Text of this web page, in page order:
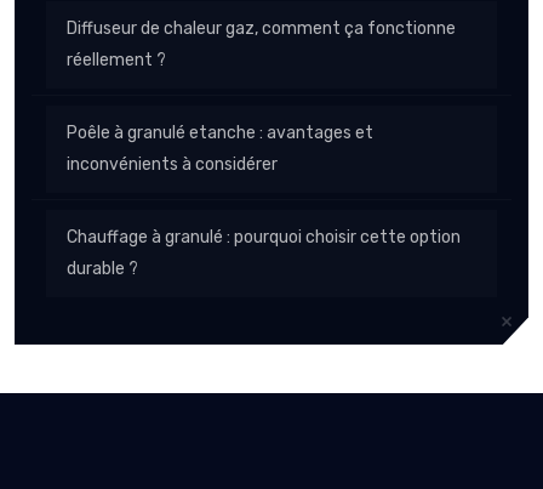
Diffuseur de chaleur gaz, comment ça fonctionne
réellement ?
Poêle à granulé etanche : avantages et
inconvénients à considérer
Chauffage à granulé : pourquoi choisir cette option
durable ?